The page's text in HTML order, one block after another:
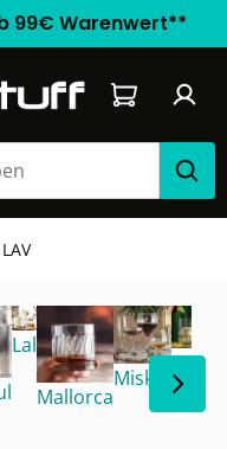
99€ Warenwert**
Warenkorb
LAV
Lal
Mallorca
Misket
Odin